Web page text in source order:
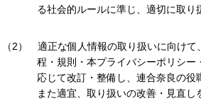
る社会的ルールに準じ、適切に取り
適正な個人情報の取り扱いに向けて
程・規則・本プライバシーポリシー
応じて改訂・整備し、連合奈良の役
また適宜、取り扱いの改善・見直し